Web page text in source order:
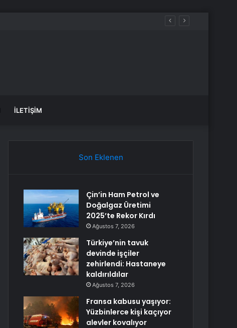
İLETIŞIM
Son Eklenen
Çin’in Ham Petrol ve
Doğalgaz Üretimi
2025’te Rekor Kırdı
Ağustos 7, 2026
Türkiye’nin tavuk
devinde işçiler
zehirlendi: Hastaneye
kaldırıldılar
Ağustos 7, 2026
Fransa kabusu yaşıyor:
Yüzbinlerce kişi kaçıyor
alevler kovalıyor